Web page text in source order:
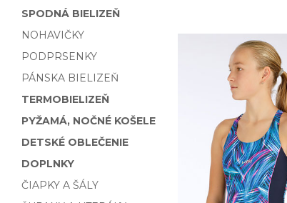
SPODNÁ BIELIZEŇ
NOHAVIČKY
PODPRSENKY
PÁNSKA BIELIZEŇ
TERMOBIELIZEŇ
PYŽAMÁ, NOČNÉ KOŠELE
DETSKÉ OBLEČENIE
DOPLNKY
ČIAPKY A ŠÁLY